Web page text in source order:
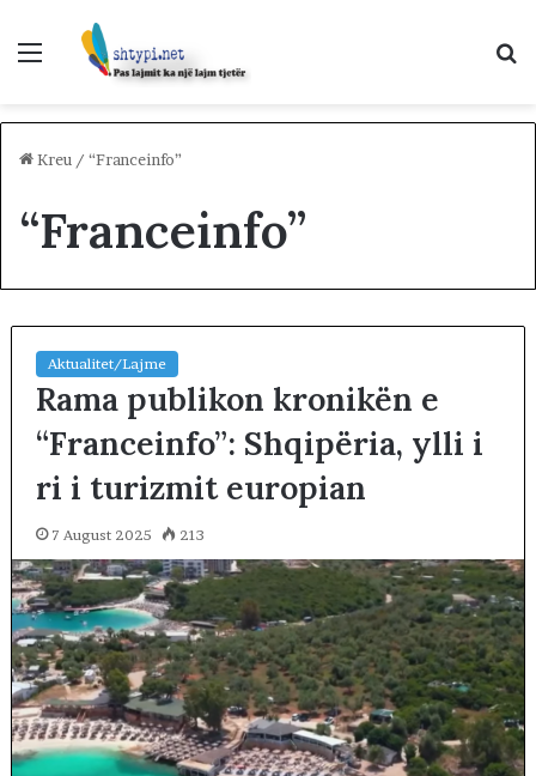
Menu
Kreu / “Franceinfo”
“Franceinfo”
Aktualitet/Lajme
Rama publikon kronikën e
“Franceinfo”: Shqipëria, ylli i
ri i turizmit europian
7 August 2025 213